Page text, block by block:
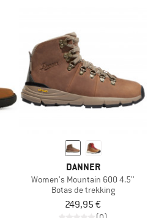
DANNER
Women's Mountain 600 4.5''
Botas de trekking
249,95 €